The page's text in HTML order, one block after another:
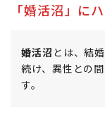
「婚活沼」に
婚活沼 とは、結
続け、異性との
す。